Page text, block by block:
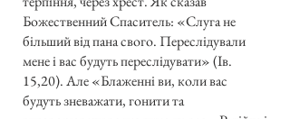
Божественний Спаситель: «Слуга не
більший від пана свого. Переслідували
мене і вас будуть переслідувати» (Ів.
15,20). Але «Блаженні ви, коли вас
будуть зневажати, гонити та